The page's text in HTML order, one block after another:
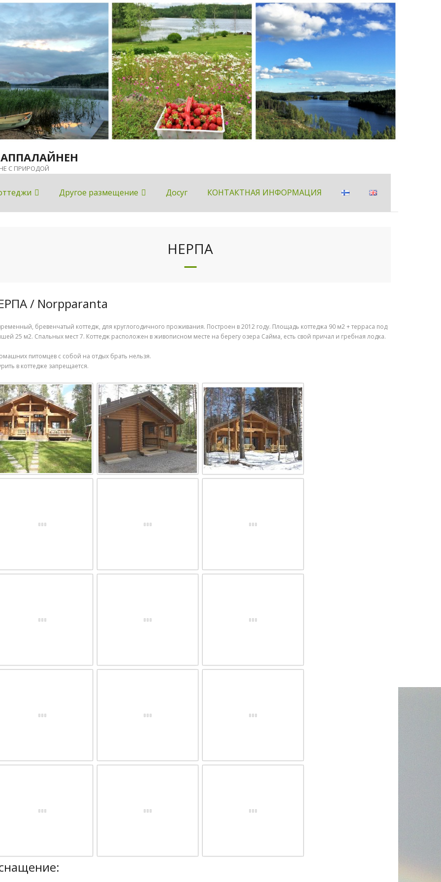
С ПРИРОДОЙ
Другое размещение Досуг КОНТАКТНАЯ ИНФОРМАЦИЯ
НЕРПА
/ Norpparanta
бревенчатый коттедж, для круглогодичного проживания. Построен в 2012 году. Площадь коттеджа 90 м2 + терраса под
25 м2. Спальных мест 7. Коттедж расположен в живописном месте на берегу озера Сайма, есть свой причал и гребная лодка.
питомцев с собой на отдых брать нельзя.
в коттедже запрещается.